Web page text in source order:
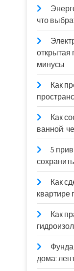
что
минусы
Как
Как
ванной:
5
Как
квартире
Как
дома: